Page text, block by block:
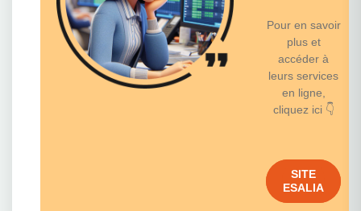
Pour en savoir
plus et
accéder à
leurs services
en ligne,
cliquez ici 👇
SITE
ESALIA